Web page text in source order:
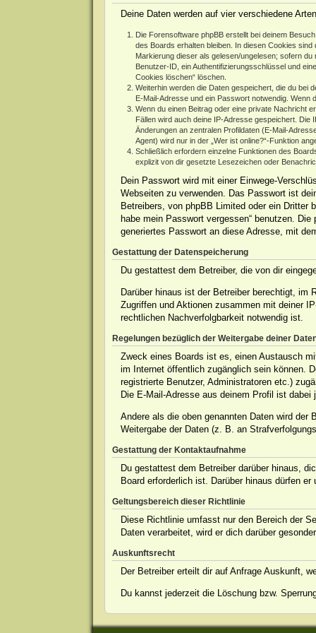
Deine Daten werden auf vier verschiedene
Die Forensoftware phpBB erstellt bei deinem
des Boards erhalten bleiben. In diesen Cookies
Markierung dieser als gelesen/ungelesen; sofern
Benutzer-ID, ein Authentifizierungsschlüssel und
Cookies löschen“ löschen.
Weiterhin werden die Daten gespeichert, die du bei
E-Mail-Adresse und ein Passwort notwendig.
Wenn du einen Beitrag oder eine private Nachricht
Fällen wird auch deine IP-Adresse gespeichert.
Änderungen an zentralen Profildaten (E-Mail-
Agent) wird nur in der „Wer ist online?“-Funktion
Schließlich erfordern einzelne Funktionen des
explizit von dir gesetzte Lesezeichen oder
Dein Passwort wird mit einer Einwege-
Webseiten zu verwenden. Das Passwort ist
Betreibers, von phpBB Limited oder ein Dritter
habe mein Passwort vergessen“ benutzen.
generiertes Passwort an diese Adresse, mit
Gestattung der Datenspeicherung
Du gestattest dem Betreiber, die von dir
Darüber hinaus ist der Betreiber berechtigt, im
Zugriffen und Aktionen zusammen mit deiner
rechtlichen Nachverfolgbarkeit notwendig ist.
Regelungen bezüglich der Weitergabe deiner
Zweck eines Boards ist es, einen Austausch
im Internet öffentlich zugänglich sein können.
registrierte Benutzer, Administratoren etc.)
Die E-Mail-Adresse aus deinem Profil ist
Andere als die oben genannten Daten wird
Weitergabe der Daten (z. B. an
Gestattung der Kontaktaufnahme
Du gestattest dem Betreiber darüber hinaus,
Board erforderlich ist. Darüber hinaus dürfen
Geltungsbereich dieser Richtlinie
Diese Richtlinie umfasst nur den Bereich der
Daten verarbeitet, wird er dich darüber
Auskunftsrecht
Der Betreiber erteilt dir auf Anfrage Auskunft,
Du kannst jederzeit die Löschung bzw.